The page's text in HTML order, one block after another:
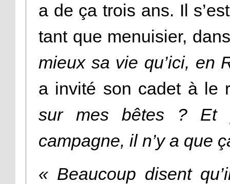
a de ça trois ans. Il
tant que menuisier,
mieux sa vie qu’ici, en
a invité son cadet à le
sur mes bêtes ? Et
campagne, il n’y a que
« Beaucoup disent